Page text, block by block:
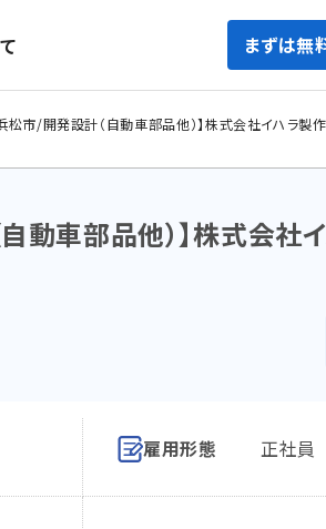
まずは無
松市/開発設計（自動車部品他）】株式会社イハラ製
動車部品他）】株式会社
雇用形態 正社員